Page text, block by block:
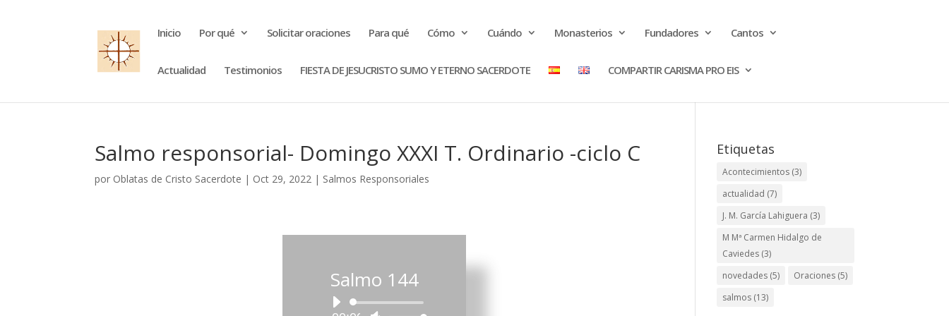
Inicio Por qué Solicitar oraciones Para qué Cómo Cuándo Monasterios Fundadores Cantos
Actualidad Testimonios FIESTA DE JESUCRISTO SUMO Y ETERNO SACERDOTE COMPARTIR CARISMA PRO EIS
Salmo responsorial- Domingo XXXI T. Ordinario -ciclo C
por Oblatas de Cristo Sacerdote | Oct 29, 2022 | Salmos Responsoriales
Salmo 144
Reproductor
Etiquetas
Acontecimientos (3)
actualidad (7)
J. M. García Lahiguera (3)
M Mª Carmen Hidalgo de
Caviedes (3)
novedades (5) Oraciones (5)
salmos (13)